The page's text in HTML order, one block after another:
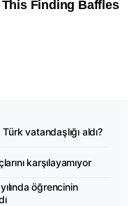
vatandaşlığı aldı?
karşılayamıyor
öğrencinin